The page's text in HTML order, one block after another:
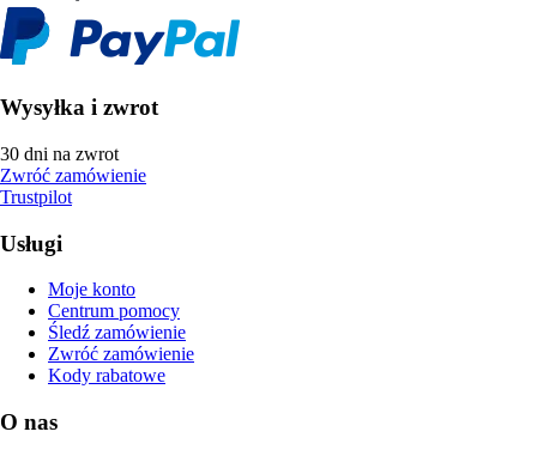
Wysyłka i zwrot
30 dni na zwrot
Zwróć zamówienie
Trustpilot
Usługi
Moje konto
Centrum pomocy
Śledź zamówienie
Zwróć zamówienie
Kody rabatowe
O nas